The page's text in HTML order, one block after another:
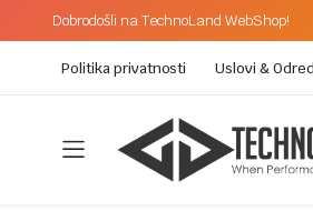
Dobrodošli na TechnoLand WebShop!
Politika privatnosti Uslovi &